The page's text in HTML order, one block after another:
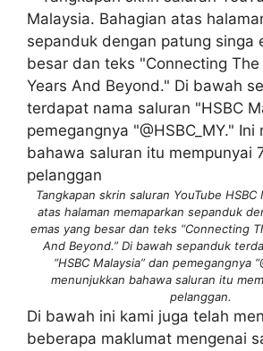
Tangkapan skrin saluran YouTube HSBC
atas halaman memaparkan sepanduk
emas yang besar dan teks “Connecting
And Beyond.” Di bawah sepanduk
“HSBC Malaysia” dan pemegangnya
menunjukkan bahawa saluran itu
pelanggan.
Di bawah ini kami juga telah
beberapa maklumat mengenai